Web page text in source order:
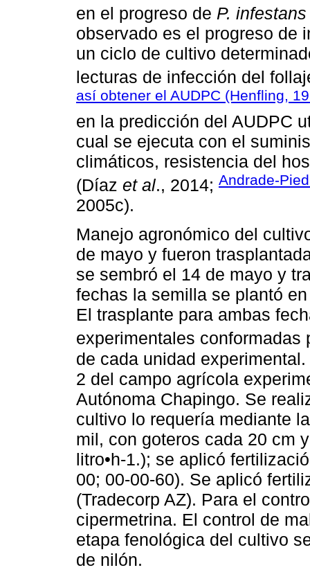
en el progreso de P. infestans
observado es el progreso de
un ciclo de cultivo
lecturas de infección del
así obtener el AUDPC (Henfling,
en la predicción del AUDPC
cual se ejecuta con el
climáticos, resistencia del
(Díaz et al., 2014; Andrade-
2005c).
Manejo agronómico del
de mayo y fueron
se sembró el 14 de mayo y
fechas la semilla se plantó
El trasplante para ambas
experimentales conformadas
de cada unidad
2 del campo agrícola
Autónoma Chapingo. Se
cultivo lo requería mediante
mil, con goteros cada 20 cm
litro•h-1.); se aplicó
00; 00-00-60). Se aplicó
(Tradecorp AZ). Para el
cipermetrina. El control de
etapa fenológica del cultivo
de nilón.